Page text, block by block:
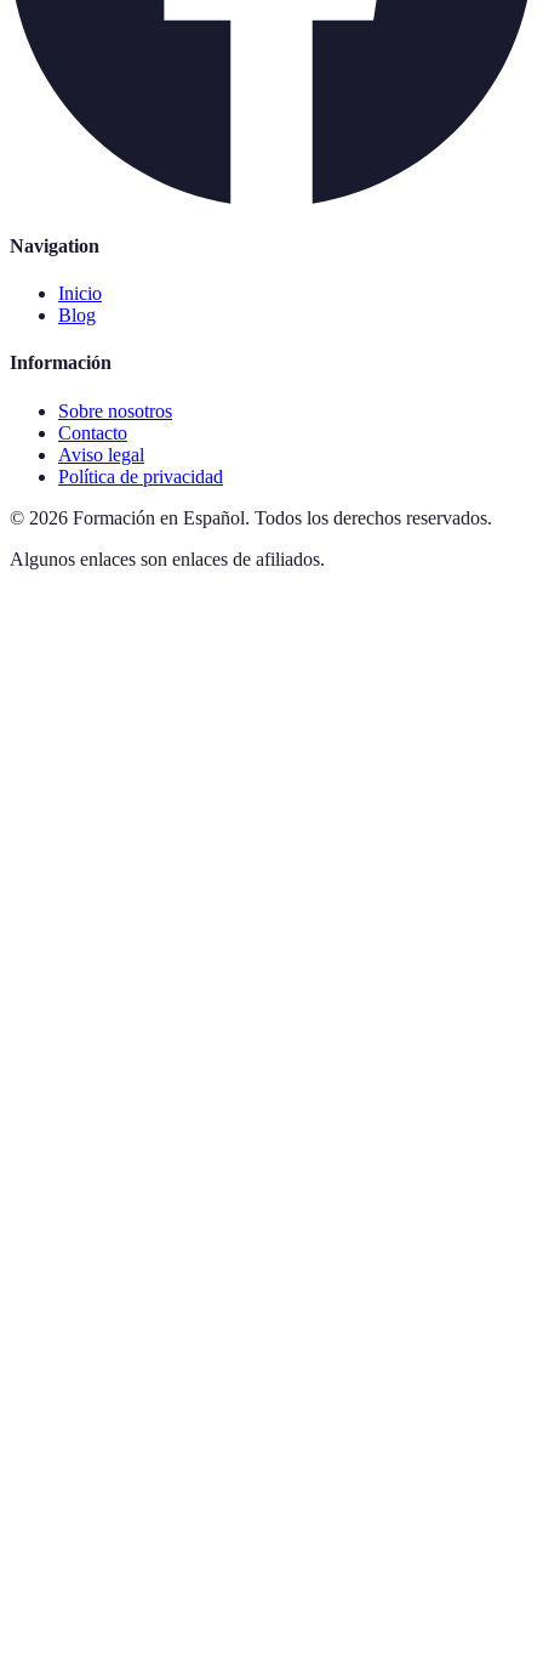
Navigation
Inicio
Blog
Información
Sobre nosotros
Contacto
Aviso legal
Política de privacidad
© 2026 Formación en Español. Todos los derechos reservados.
Algunos enlaces son enlaces de afiliados.